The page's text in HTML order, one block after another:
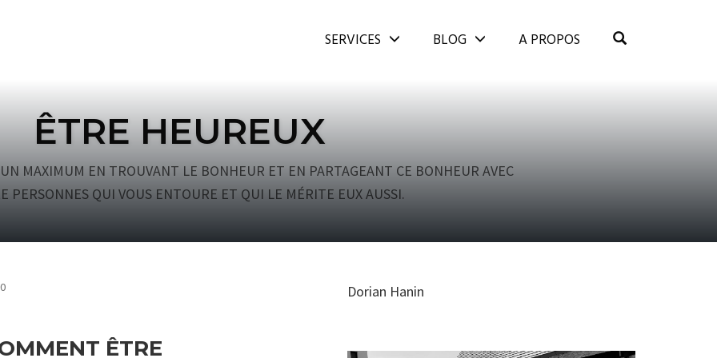
SERVICES BLOG A PROPOS OPEN SEARCH
ÊTRE HEUREUX
MAXIMUM EN TROUVANT LE BONHEUR ET EN PARTAGEANT CE BONHEUR AVEC
PERSONNES QUI VOUS ENTOURE ET QUI LE MÉRITE EUX AUSSI.
0COMMENTS
ÊTRE
Dorian Hanin